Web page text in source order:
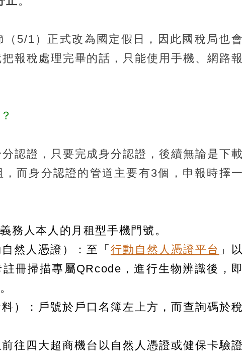
5/1）正式改為國定假日，因此國稅局也會
報稅處理完畢的話，只能使用手機、網路報
認證，只要完成身分認證，後續無論是下載
而身分認證的管道主要有3個，申報時擇一
務人本人的月租型手機門號。
然人憑證）：至「行動自然人憑證平台 」以
冊掃描專屬QRcode，進行生物辨識後，即
）：戶號於戶口名簿左上方，而查詢碼於稅
往四大超商機台以自然人憑證或健保卡驗證